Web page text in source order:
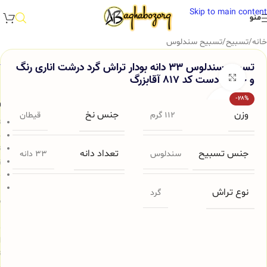
Skip to main content
منو
خانه/تسبیح/تسبیح سندلوس
تسبیح سندلوس 33 دانه بودار تراش گرد درشت اناری رنگ
و خوش دست کد 817 آقابزرگ
-28%
برای بزرگنمایی کلیک کنید
وزن 112 گرم جنس نخ قیطان
جنس تسبیح سندلوس تعداد دانه 33 دانه
نوع تراش گرد